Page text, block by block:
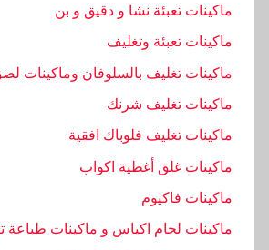
ى
,
ح
د
ماكينات تعبئة نشا و دقيق و بن
ماكينات تعبئة وتغليف
ماكينات تغليف بالسلوفان وماكينات
ماكينات تغليف شرنك
ماكينات تغليف فلوباك افقية
ماكينات غلق أغطية اكواب
ماكينات فاكيوم
ماكينات لحام اكياس و ماكينات طباعة